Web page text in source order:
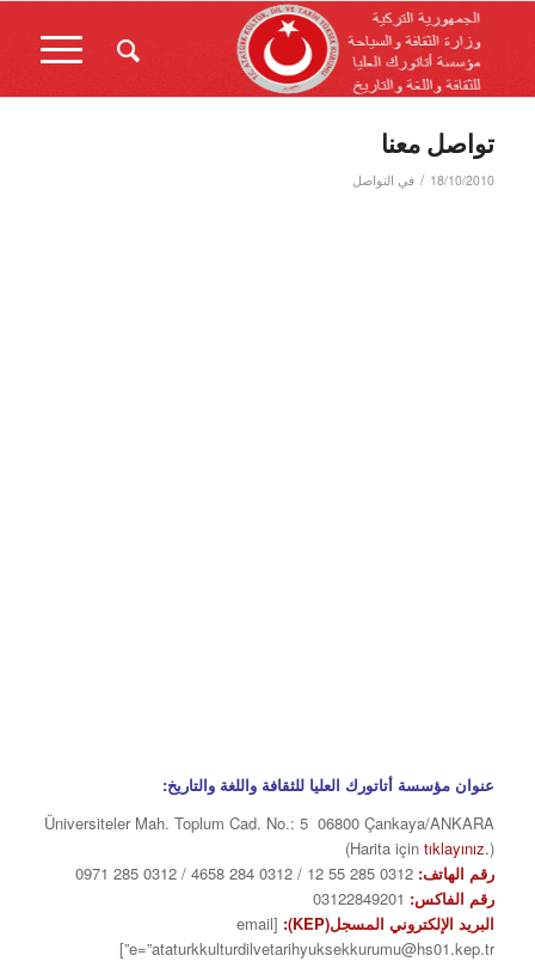
تواصل معنا
18/10/2010
/ في التواصل
عنوان مؤسسة أتاتورك العليا للثقافة واللغة والتاريخ:
Üniversiteler Mah. Toplum Cad. No.: 5 06800 Çankaya/ANKARA
(Harita içintıklayınız.)
رقم الهاتف:
رقم الفاكس:
البريد الإلكتروني المسجل(KEP):
[email
e=”ataturkkulturdilvetarihyuksekkurumu@hs01.kep.tr”]